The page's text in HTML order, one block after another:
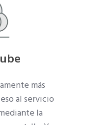
más
al servicio
la